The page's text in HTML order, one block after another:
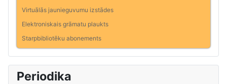
Virtuālās jaunieguvumu izstādes
Elektroniskais grāmatu plaukts
Starpbibliotēku abonements
Periodika